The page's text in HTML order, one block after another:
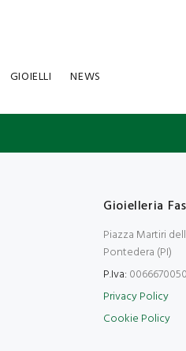
GIOIELLI NEWS
Gioielleria
Piazza Martiri
Pontedera (PI)
P.Iva:
Privacy Policy
Cookie Policy